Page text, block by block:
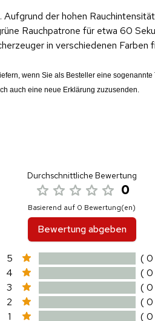
der hohen
Rauchpatrone für etwa 60
in verschiedenen Farben
wenn Sie als Besteller eine
auch eine neue Erklärung zuzusenden.
Durchschnittliche Bewertung
0
Basierend auf 0 Bewertung(en)
Bewertung abgeben
5
( 0
4
( 0
3
( 0
2
( 0
1
( 0